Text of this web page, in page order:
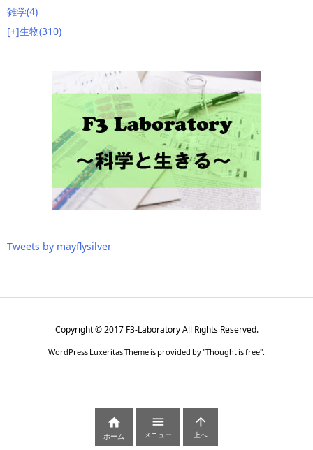
雑学(4)
[+]生物(310)
Tweets by mayflysilver
Copyright ©2017 F3-LaboratoryAll Rights Reserved.
WordPress Luxeritas Theme is provided by "Thought is free".

ホーム

メニュー

上へ